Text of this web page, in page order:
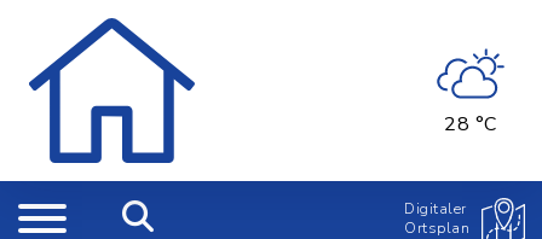
28 °C
Digitaler
Ortsplan